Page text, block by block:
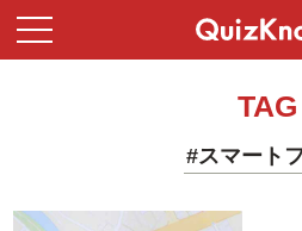
TAG
#スマート